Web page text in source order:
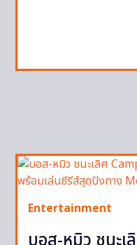
Entertainment